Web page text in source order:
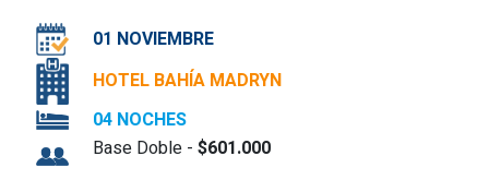
01 NOVIEMBRE
HOTEL BAHÍA MADRYN
04 NOCHES
Base Doble - $601.000